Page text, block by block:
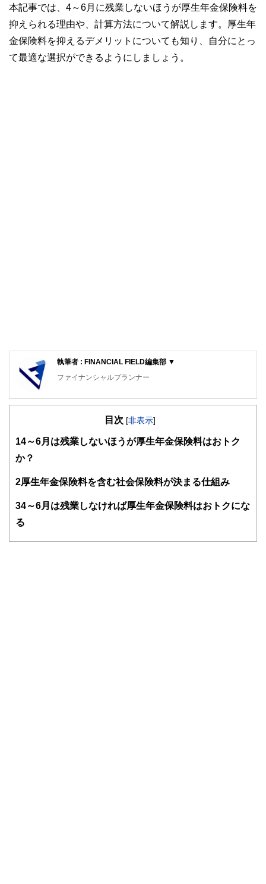
本記事では、4～6月に残業しないほうが厚生年金保険料を
抑えられる理由や、計算方法について解説します。厚生年
金保険料を抑えるデメリットについても知り、自分にとっ
て最適な選択ができるようにしましょう。
執筆者 : FINANCIAL FIELD編集部 ▼
ファイナンシャルプランナー
FinancialField編集部は、金融、経済に関する記事を、日々
知識がない方でも理解できるようわかりやすく発信していま
関わることで、読者目線のコンテンツを追求しています。
FinancialFieldの特徴は、ファイナンシャルプランナー、弁
目次 [非表示]
1 4～6月は残業しないほうが厚生年金保険料はおトク
か？
2厚生年金保険料を含む社会保険料が決まる仕組み
34～6月は残業しなければ厚生年金保険料はおトクにな
る